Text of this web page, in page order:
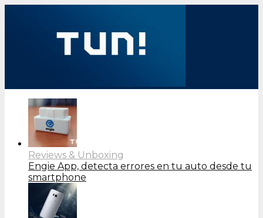
Reviews & Unboxing
Engie App, detecta errores en tu auto desde tu
smartphone